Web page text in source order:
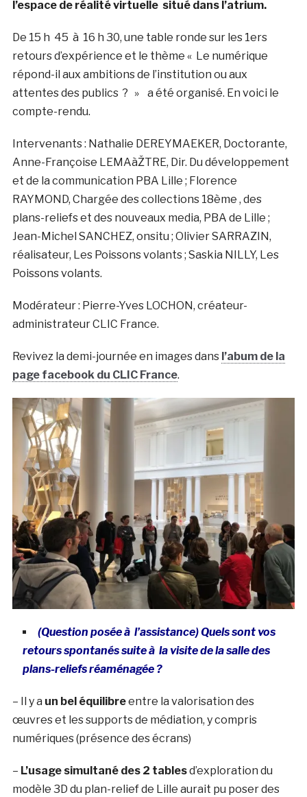
l’espace de réalité virtuelle situé dans l’atrium.
De 15 h 45 à 16 h 30, une table ronde sur les 1ers
retours d’expérience et le thème « Le numérique
répond-il aux ambitions de l’institution ou aux
attentes des publics ? » a été organisé. En voici le
compte-rendu.
Intervenants : Nathalie DEREYMAEKER, Doctorante,
Anne-Françoise LEMAàŽTRE, Dir. Du développement
et de la communication PBA Lille ; Florence
RAYMOND, Chargée des collections 18ème , des
plans-reliefs et des nouveaux media, PBA de Lille ;
Jean-Michel SANCHEZ, onsitu ; Olivier SARRAZIN,
réalisateur, Les Poissons volants ; Saskia NILLY, Les
Poissons volants.
Modérateur : Pierre-Yves LOCHON, créateur-
administrateur CLIC France.
Revivez la demi-journée en images dans l’abum de la
page facebook du CLIC France.
(Question posée à l’assistance) Quels sont vos
retours spontanés suite à la visite de la salle des
plans-reliefs réaménagée ?
– Il y a un bel équilibreentre la valorisation des
œuvres et les supports de médiation, y compris
numériques (présence des écrans)
– L’usage simultané des 2 tablesd’exploration du
modèle 3D du plan-relief de Lille aurait pu poser des